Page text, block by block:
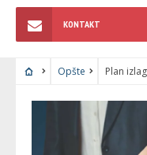
KONTAKT
Opšte Plan